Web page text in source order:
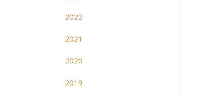
2022
2021
2020
2019